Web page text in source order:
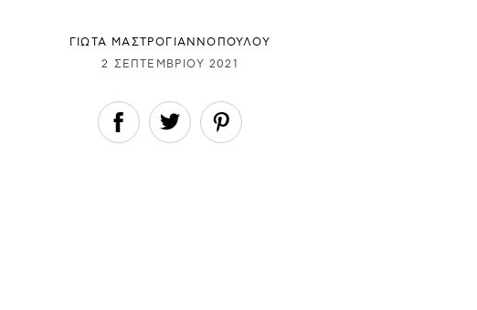
ΓΙΩΤΑ ΜΑΣΤΡΟΓΙΑΝΝΟΠΟΥΛΟΥ
2 ΣΕΠΤΕΜΒΡΊΟΥ 2021